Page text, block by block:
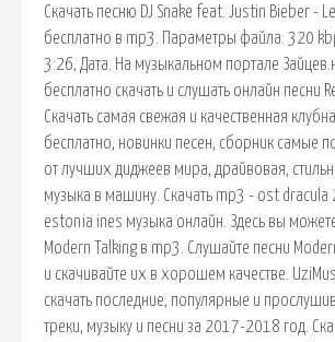
Скачать песню DJ Snake feat. Justin Bieber -
бесплатно в mp3. Параметры файла: 320
3:26, Дата. На музыкальном портале
бесплатно скачать и слушать онлайн песни
Скачать самая свежая и качественная
бесплатно, новинки песен, сборник самые
от лучших диджеев мира, драйвовая,
музыка в машину. Скачать mp3 - ost dracula
estonia ines музыка онлайн. Здесь вы
Modern Talking в mp3. Слушайте песни
и скачивайте их в хорошем качестве.
скачать последние, популярные и
треки, музыку и песни за 2017-2018 год.